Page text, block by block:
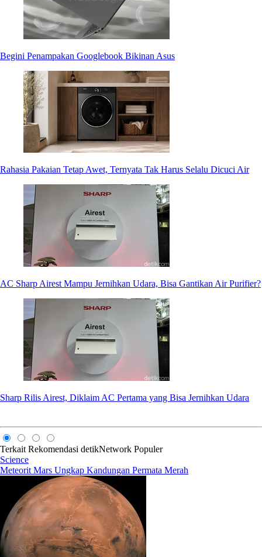
Begini Penampakan Googlebook Bikinan Asus
Rahasia Pakaian Tetap Awet, Ternyata Tak Harus Selalu Dicuci Air
AC Sharp Airest Mampu Jernihkan Udara, Bisa Gantikan Air Purifier?
Sharp Rilis Airest, Diklaim AC Pertama yang Bisa Jernihkan Udara
Terkait Rekomendasi detikNetwork Populer
Science
Meteorit Mars Ungkap Kandungan Permata Merah